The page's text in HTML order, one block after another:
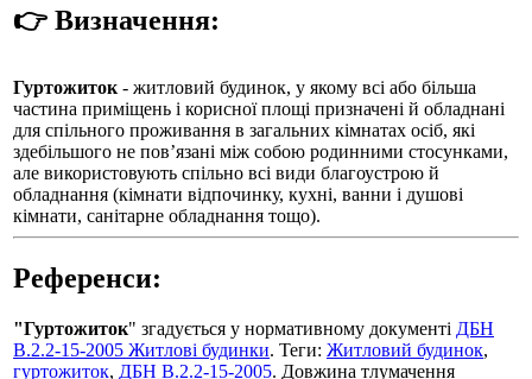
👉 Визначення:
Гуртожиток - житловий будинок, у якому всі або більша
частина приміщень і корисної площі призначені й обладнані
для спільного проживання в загальних кімнатах осіб, які
здебільшого не пов’язані між собою родинними стосунками,
але використовують спільно всі види благоустрою й
обладнання (кімнати відпочинку, кухні, ванни і душові
кімнати, санітарне обладнання тощо).
Референси:
"Гуртожиток" згадується у нормативному документі ДБН
В.2.2-15-2005 Житлові будинки. Теги: Житловий будинок,
гуртожиток, ДБН В.2.2-15-2005. Довжина тлумачення